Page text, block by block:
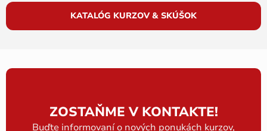
KATALÓG KURZOV & SKÚŠOK
ZOSTAŇME V KONTAKTE!
Buďte informovaní o nových ponukách kurzov,